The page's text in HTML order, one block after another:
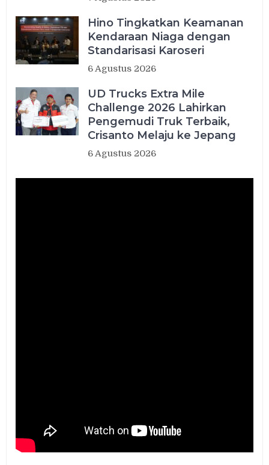
Hino Tingkatkan Keamanan
Kendaraan Niaga dengan
Standarisasi Karoseri
6 Agustus 2026
UD Trucks Extra Mile
Challenge 2026 Lahirkan
Pengemudi Truk Terbaik,
Crisanto Melaju ke Jepang
6 Agustus 2026